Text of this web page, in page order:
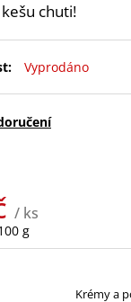
chuti!
Vyprodáno
/ ks
g
Krémy a
NUTREND